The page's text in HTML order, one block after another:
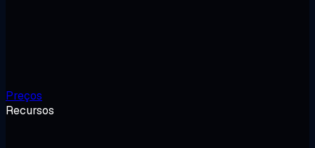
Preços
Recursos